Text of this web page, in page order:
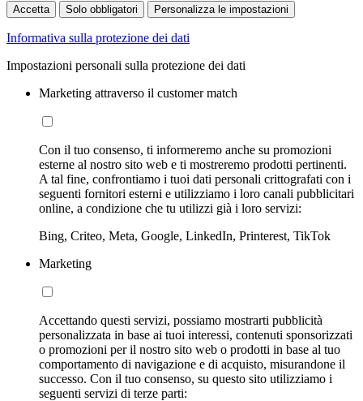
Accetta Solo obbligatori Personalizza le impostazioni
Informativa sulla protezione dei dati
Impostazioni personali sulla protezione dei dati
Marketing attraverso il customer match
Con il tuo consenso, ti informeremo anche su promozioni
esterne al nostro sito web e ti mostreremo prodotti pertinenti.
A tal fine, confrontiamo i tuoi dati personali crittografati con i
seguenti fornitori esterni e utilizziamo i loro canali pubblicitari
online, a condizione che tu utilizzi già i loro servizi:
Bing, Criteo, Meta, Google, LinkedIn, Printerest, TikTok
Marketing
Accettando questi servizi, possiamo mostrarti pubblicità
personalizzata in base ai tuoi interessi, contenuti sponsorizzati
o promozioni per il nostro sito web o prodotti in base al tuo
comportamento di navigazione e di acquisto, misurandone il
successo. Con il tuo consenso, su questo sito utilizziamo i
seguenti servizi di terze parti: